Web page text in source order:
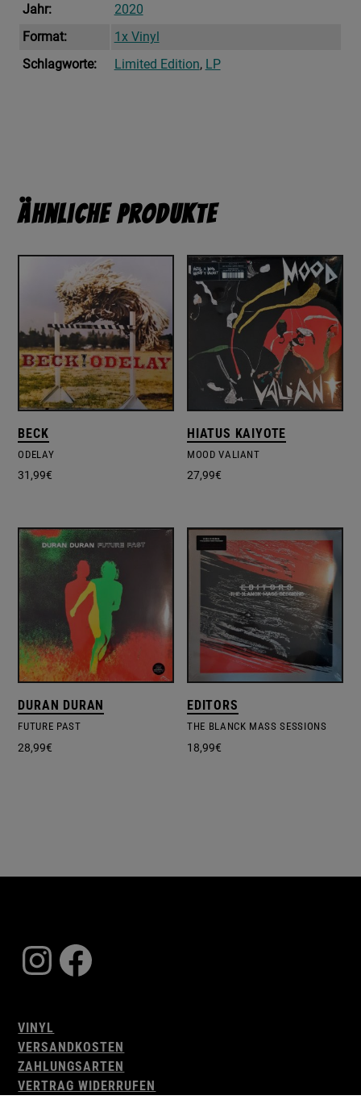
Jahr:
2020
Format:
1x Vinyl
Schlagworte:
Limited Edition, LP
Ähnliche Produkte
BECK
ODELAY
31,99€
HIATUS KAIYOTE
MOOD VALIANT
27,99€
DURAN DURAN
FUTURE PAST
28,99€
EDITORS
THE BLANCK MASS SESSIONS
18,99€
Instagram
Facebook
VINYL
VERSANDKOSTEN
ZAHLUNGSARTEN
VERTRAG WIDERRUFEN